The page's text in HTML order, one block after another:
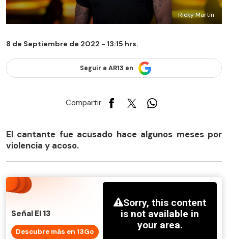
Ricky Martin
8 de Septiembre de 2022 - 13:15 hrs.
Seguir a AR13 en
Compartir
El cantante fue acusado hace algunos meses por
violencia y acoso.
Señal El 13
Descubre más en 13Go